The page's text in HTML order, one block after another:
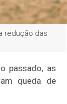
redução das
passado, as
queda de